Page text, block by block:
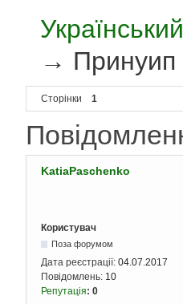
→ Принуип
Сторінки 1
KatiaPaschenko
Користувач
Поза форумом
Дата реєстрації: 04.07.2017
Повідомлень: 10
Репутація: 0